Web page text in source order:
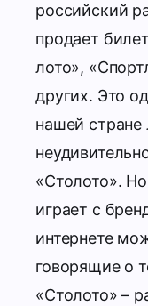
российский
продает
лото»,
других. Это
нашей стране
«Столото». Но
играет с
интернете
говорящие о
«Столото» –